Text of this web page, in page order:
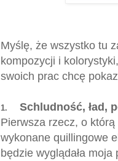
Myślę, że wszystko tu
kompozycji i
swoich prac chcę
1. Schludność, ład,
Pierwsza rzecz, o
wykonane quillingowe
będzie wyglądała